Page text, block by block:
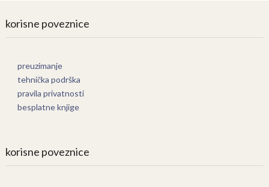
korisne poveznice
preuzimanje
tehnička podrška
pravila privatnosti
besplatne knjige
korisne poveznice